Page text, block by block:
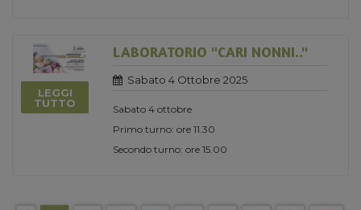
LEGGI
TUTTO
LABORATORIO "CARI NONNI.."
Sabato 4 Ottobre 2025
Sabato 4 ottobre
Primo turno: ore 11.30
Secondo turno: ore 15.00